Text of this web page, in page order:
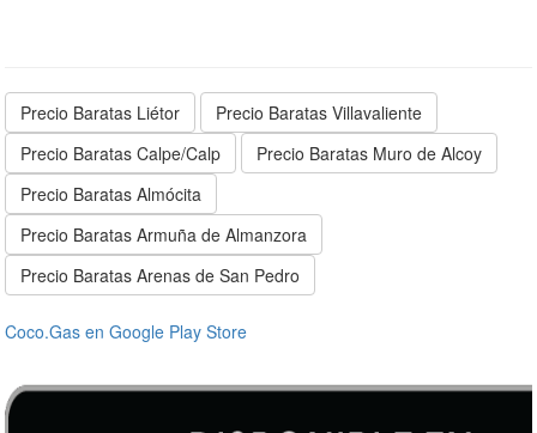
Precio Baratas Liétor
Precio Baratas Villavaliente
Precio Baratas Calpe/Calp
Precio Baratas Muro de Alcoy
Precio Baratas Almócita
Precio Baratas Armuña de Almanzora
Precio Baratas Arenas de San Pedro
Coco.Gas en Google Play Store